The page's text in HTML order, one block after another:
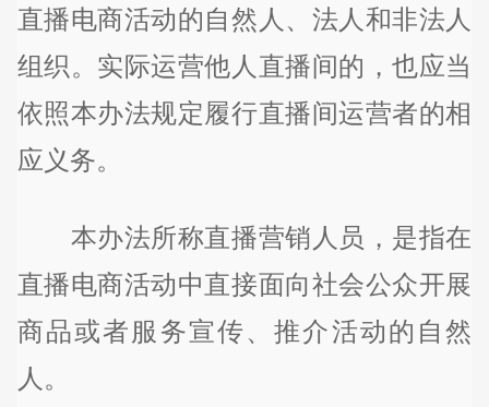
直播电商活动的自然人、法人和非法人
组织。实际运营他人直播间的，也应当
依照本办法规定履行直播间运营者的相
应义务。
本办法所称直播营销人员，是指在
直播电商活动中直接面向社会公众开展
商品或者服务宣传、推介活动的自然
人。